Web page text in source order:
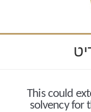
This could
solvency for